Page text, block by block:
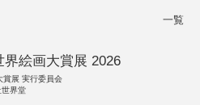
一覧
界絵画大賞展 2026
賞展 実行委員会
世界堂